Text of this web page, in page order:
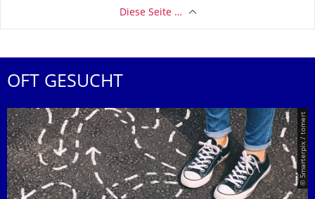
Diese Seite …
OFT GESUCHT
© Smarterpix / tomert